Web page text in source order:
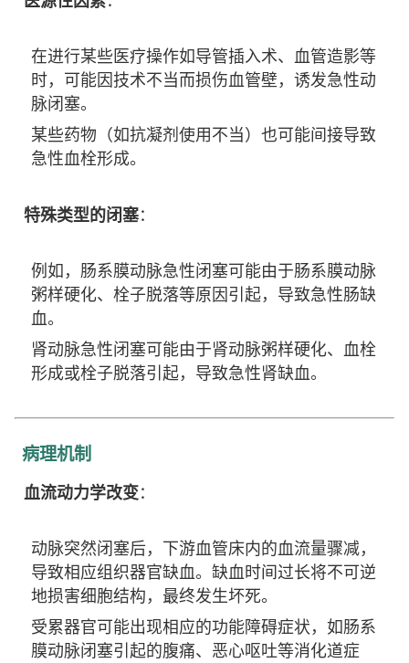
在进行某些医疗操作如导管插入术、血管造影等
时，可能因技术不当而损伤血管壁，诱发急性动
脉闭塞。
某些药物（如抗凝剂使用不当）也可能间接导致
急性血栓形成。
特殊类型的闭塞：
例如，肠系膜动脉急性闭塞可能由于肠系膜动脉
粥样硬化、栓子脱落等原因引起，导致急性肠缺
血。
肾动脉急性闭塞可能由于肾动脉粥样硬化、血栓
形成或栓子脱落引起，导致急性肾缺血。
病理机制
血流动力学改变：
动脉突然闭塞后，下游血管床内的血流量骤减，
导致相应组织器官缺血。缺血时间过长将不可逆
地损害细胞结构，最终发生坏死。
受累器官可能出现相应的功能障碍症状，如肠系
膜动脉闭塞引起的腹痛、恶心呕吐等消化道症